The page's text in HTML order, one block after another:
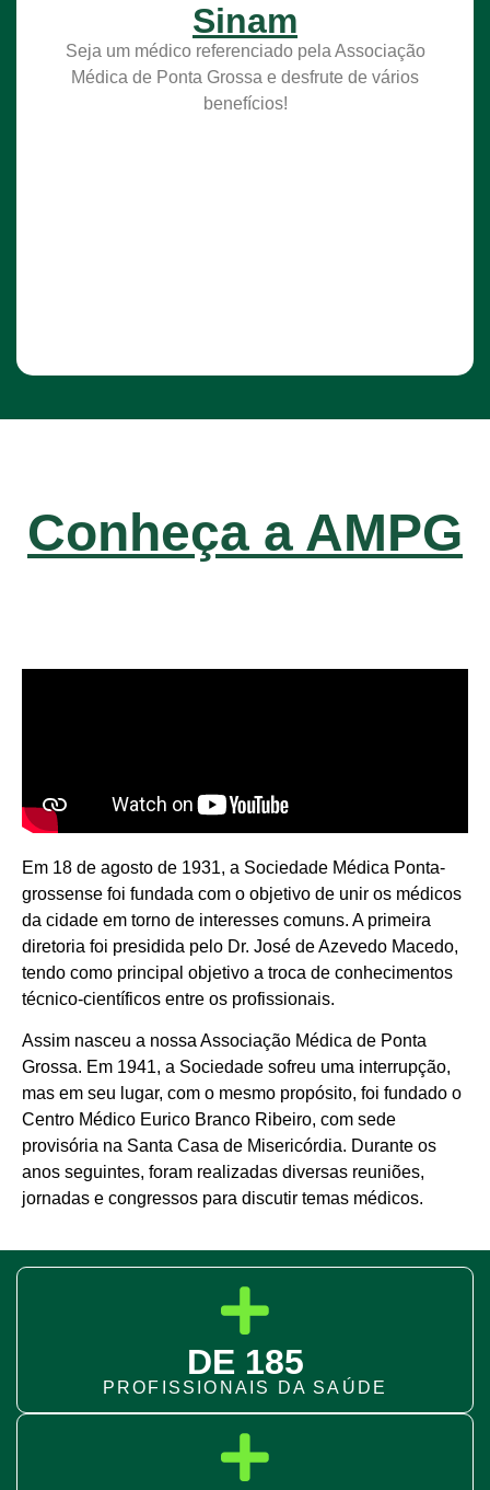
Sinam
Seja um médico referenciado pela Associação
Médica de Ponta Grossa e desfrute de vários
benefícios!
Conheça a AMPG
Em 18 de agosto de 1931, a Sociedade Médica Ponta-
grossense foi fundada com o objetivo de unir os médicos
da cidade em torno de interesses comuns. A primeira
diretoria foi presidida pelo Dr. José de Azevedo Macedo,
tendo como principal objetivo a troca de conhecimentos
técnico-científicos entre os profissionais.
Assim nasceu a nossa Associação Médica de Ponta
Grossa. Em 1941, a Sociedade sofreu uma interrupção,
mas em seu lugar, com o mesmo propósito, foi fundado o
Centro Médico Eurico Branco Ribeiro, com sede
provisória na Santa Casa de Misericórdia. Durante os
anos seguintes, foram realizadas diversas reuniões,
jornadas e congressos para discutir temas médicos.
DE 185
PROFISSIONAIS DA SAÚDE